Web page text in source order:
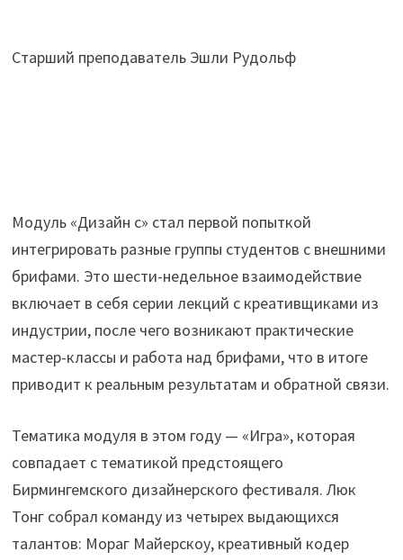
Старший преподаватель Эшли Рудольф
Модуль «Дизайн с» стал первой попыткой
интегрировать разные группы студентов с внешними
брифами. Это шести-недельное взаимодействие
включает в себя серии лекций с креативщиками из
индустрии, после чего возникают практические
мастер-классы и работа над брифами, что в итоге
приводит к реальным результатам и обратной связи.
Тематика модуля в этом году — «Игра», которая
совпадает с тематикой предстоящего
Бирмингемского дизайнерского фестиваля. Люк
Тонг собрал команду из четырех выдающихся
талантов: Мораг Майерскоу, креативный кодер